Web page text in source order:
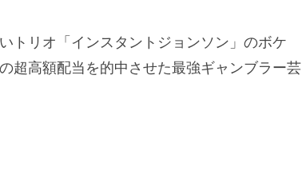
リオ「インスタントジョンソン」のボケ
超高額配当を的中させた最強ギャンブラー芸